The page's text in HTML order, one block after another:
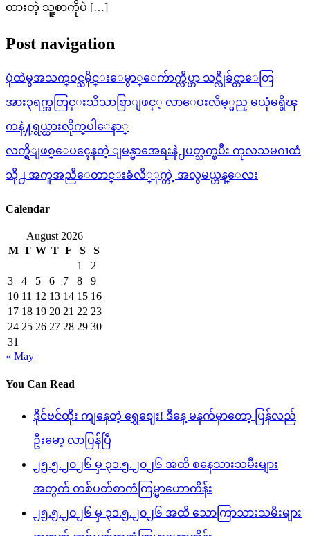
ထားတဲ့ သူ့စာကိုပဲ […]
Post navigation
ပုံထဲမွအသက္ဝင္သမိုင္းေမွာ္ေက်ာက္လိပ္ဟာ သင္လိုခ်င္တာေတြ
အား၃ရက္အတြင္းသိသာစြာျဖင္​့ လာေပးလိမ့္မည္ မယုံမရွိၾ
ကနဲ႔ရွယ္ထားလိုက္​ပါ​ေနာ္​
လက္ရွိျဖစ္ေပၚေနတဲ့ ျမန္မာအေရးနဲ႕ပတ္သက္ၿပီး ကုလသမဂၢထံ
သို႕ အကူအညီေတာင္းခံလိ္ုက္တဲ့ အလွမယ္ဟန္ေလး
Calendar
August 2026
M T W T F S
S
1
2
3
4 5 6 7 8
9
10 11 12 13 14 15 16
17 18 19 20 21 22 23
24 25 26 27 28 29 30
31
« May
You Can Read
ဒိုင်ဗင်ထိုး ကျနေတဲ့ ရွှေဈေး! ဒီနေ့ မနက်မှာတော့ ပြန်လည်
ဦးမော့ လာပြန်ပြီ
၂၅.၅.၂၀၂၆ မှ ၃၁.၅.၂၀၂၆ အထိ စနေသားသမီးများ
အတွက် တစ်ပတ်စာကံကြမ္မာဟောကိန်း
၂၅.၅.၂၀၂၆ မှ ၃၁.၅.၂၀၂၆ အထိ သောကြာသားသမီးများ